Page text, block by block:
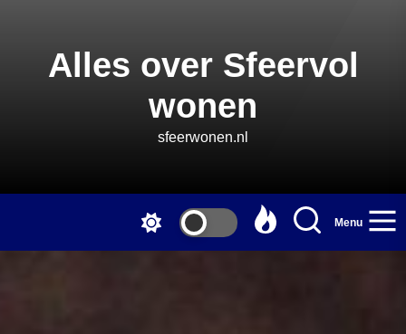
Alles over Sfeervol
wonen
sfeerwonen.nl
Menu